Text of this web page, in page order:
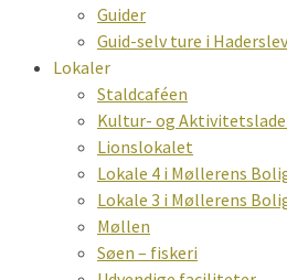
Guider
Guid-selv ture i
Lokaler
Staldcaféen
Kultur- og
Lionslokalet
Lokale 4 i Møllerens
Lokale 3 i Møllerens
Møllen
Søen – fiskeri